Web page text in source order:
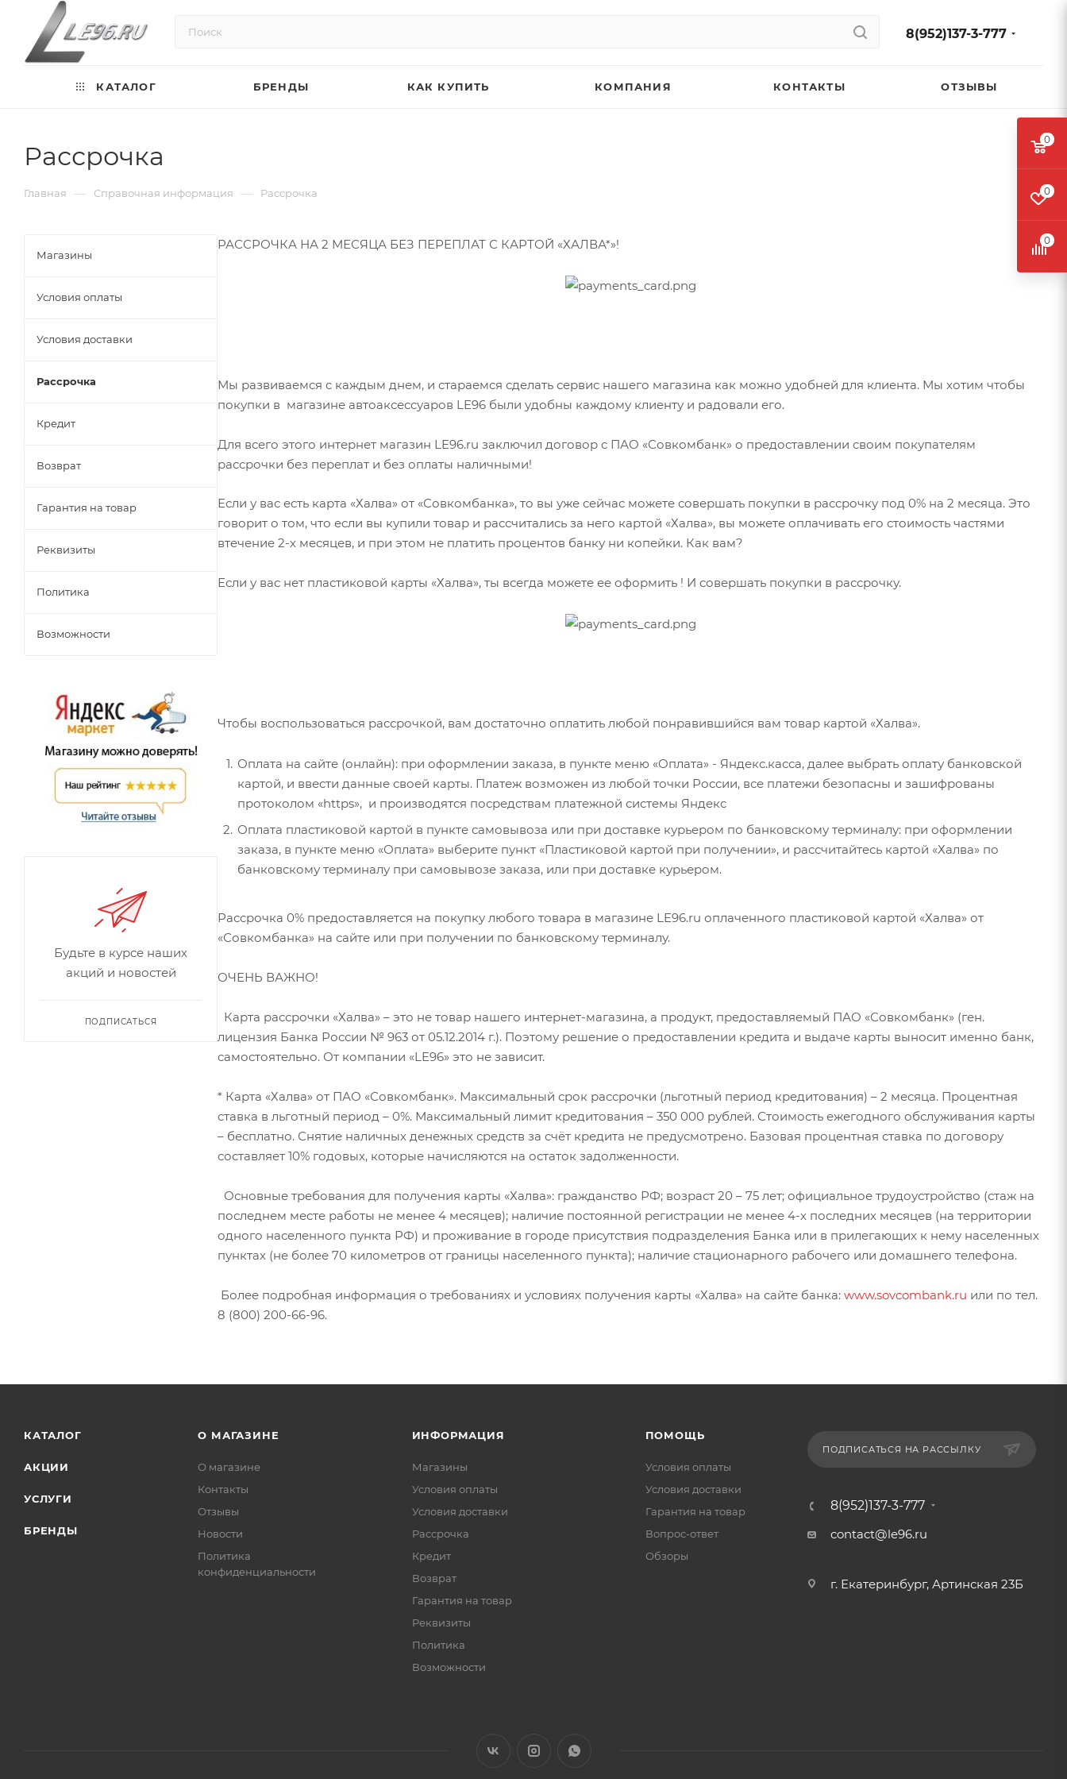
8(952)137-3-777
КАТАЛОГ БРЕНДЫ КАК КУПИТЬ КОМПАНИЯ КОНТАКТЫ ОТЗЫВЫ
Рассрочка
Главная — Справочная информация — Рассрочка
РАССРОЧКА НА 2 МЕСЯЦА БЕЗ ПЕРЕПЛАТ С КАРТОЙ «ХАЛВА*»!
Мы развиваемся с каждым днем, и стараемся сделать сервис нашего магазина как можно удобней для клиента. Мы хотим чтобы
покупки в магазине автоаксессуаров LE96 были удобны каждому клиенту и радовали его.
Для всего этого интернет магазин LE96.ru заключил договор с ПАО «Совкомбанк» о предоставлении своим покупателям
рассрочки без переплат и без оплаты наличными!
Если у вас есть карта «Халва» от «Совкомбанка», то вы уже сейчас можете совершать покупки в рассрочку под 0% на 2 месяца. Это
говорит о том, что если вы купили товар и рассчитались за него картой «Халва», вы можете оплачивать его стоимость частями
втечение 2-х месяцев, и при этом не платить процентов банку ни копейки. Как вам?
Если у вас нет пластиковой карты «Халва», ты всегда можете ее оформить ! И совершать покупки в рассрочку.
Чтобы воспользоваться рассрочкой, вам достаточно оплатить любой понравившийся вам товар картой «Халва».
Оплата на сайте (онлайн): при оформлении заказа, в пункте меню «Оплата» - Яндекс.касса, далее выбрать оплату банковской
картой, и ввести данные своей карты. Платеж возможен из любой точки России, все платежи безопасны и зашифрованы
протоколом «https», и производятся посредствам платежной системы Яндекс
Оплата пластиковой картой в пункте самовывоза или при доставке курьером по банковскому терминалу: при оформлении
заказа, в пункте меню «Оплата» выберите пункт «Пластиковой картой при получении», и рассчитайтесь картой «Халва» по
банковскому терминалу при самовывозе заказа, или при доставке курьером.
Рассрочка 0% предоставляется на покупку любого товара в магазине LE96.ru оплаченного пластиковой картой «Халва» от
«Совкомбанка» на сайте или при получении по банковскому терминалу.
ОЧЕНЬ ВАЖНО!
Карта рассрочки «Халва» – это не товар нашего интернет-магазина, а продукт, предоставляемый ПАО «Совкомбанк» (ген.
лицензия Банка России № 963 от 05.12.2014 г.). Поэтому решение о предоставлении кредита и выдаче карты выносит именно банк,
самостоятельно. От компании «LE96» это не зависит.
* Карта «Халва» от ПАО «Совкомбанк». Максимальный срок рассрочки (льготный период кредитования) – 2 месяца. Процентная
ставка в льготный период – 0%. Максимальный лимит кредитования – 350 000 рублей. Стоимость ежегодного обслуживания карты
– бесплатно. Снятие наличных денежных средств за счёт кредита не предусмотрено. Базовая процентная ставка по договору
составляет 10% годовых, которые начисляются на остаток задолженности.
Основные требования для получения карты «Халва»: гражданство РФ; возраст 20 – 75 лет; официальное трудоустройство (стаж на
последнем месте работы не менее 4 месяцев); наличие постоянной регистрации не менее 4-х последних месяцев (на территории
одного населенного пункта РФ) и проживание в городе присутствия подразделения Банка или в прилегающих к нему населенных
пунктах (не более 70 километров от границы населенного пункта); наличие стационарного рабочего или домашнего телефона.
Более подробная информация о требованиях и условиях получения карты «Халва» на сайте банка: www.sovcombank.ru или по тел.
8 (800) 200-66-96.
Магазины
Условия оплаты
Условия доставки
Рассрочка
Кредит
Возврат
Гарантия на товар
Реквизиты
Политика
Возможности
Будьте в курсе наших
акций и новостей
ПОДПИСАТЬСЯ
КАТАЛОГ
АКЦИИ
УСЛУГИ
БРЕНДЫ
О МАГАЗИНЕ
О магазине
Контакты
Отзывы
Новости
Политика
конфиденциальности
ИНФОРМАЦИЯ
Магазины
Условия оплаты
Условия доставки
Рассрочка
Кредит
Возврат
Гарантия на товар
Реквизиты
Политика
Возможности
ПОМОЩЬ
Условия оплаты
Условия доставки
Гарантия на товар
Вопрос-ответ
Обзоры
ПОДПИСАТЬСЯ НА РАССЫЛКУ
8(952)137-3-777
contact@le96.ru
г. Екатеринбург, Артинская 23Б
0
0
0